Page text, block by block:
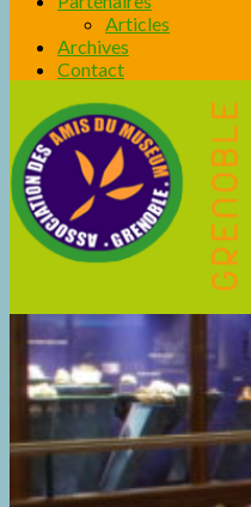
Articles
Archives
Contact